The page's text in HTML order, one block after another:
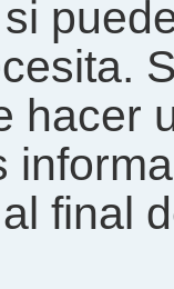
hacer
final